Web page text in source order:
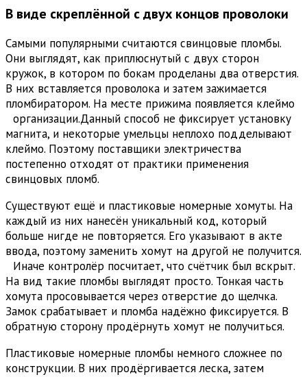
В виде скреплённой с двух концов проволоки
Самыми популярными считаются свинцовые пломбы.
Они выглядят, как приплюснутый с двух сторон
кружок, в котором по бокам проделаны два отверстия.
В них вставляется проволока и затем зажимается
пломбиратором. На месте прижима появляется клеймо
организации.Данный способ не фиксирует установку
магнита, и некоторые умельцы неплохо подделывают
клеймо. Поэтому поставщики электричества
постепенно отходят от практики применения
свинцовых пломб.
Существуют ещё и пластиковые номерные хомуты. На
каждый из них нанесён уникальный код, который
больше нигде не повторяется. Его указывают в акте
ввода, поэтому заменить хомут на другой не получится.
Иначе контролёр посчитает, что счётчик был вскрыт.
На вид такие пломбы выглядят просто. Тонкая часть
хомута просовывается через отверстие до щелчка.
Замок срабатывает и пломба надёжно фиксируется. В
обратную сторону продёрнуть хомут не получиться.
Пластиковые номерные пломбы немного сложнее по
конструкции. В них продёргивается леска, затем